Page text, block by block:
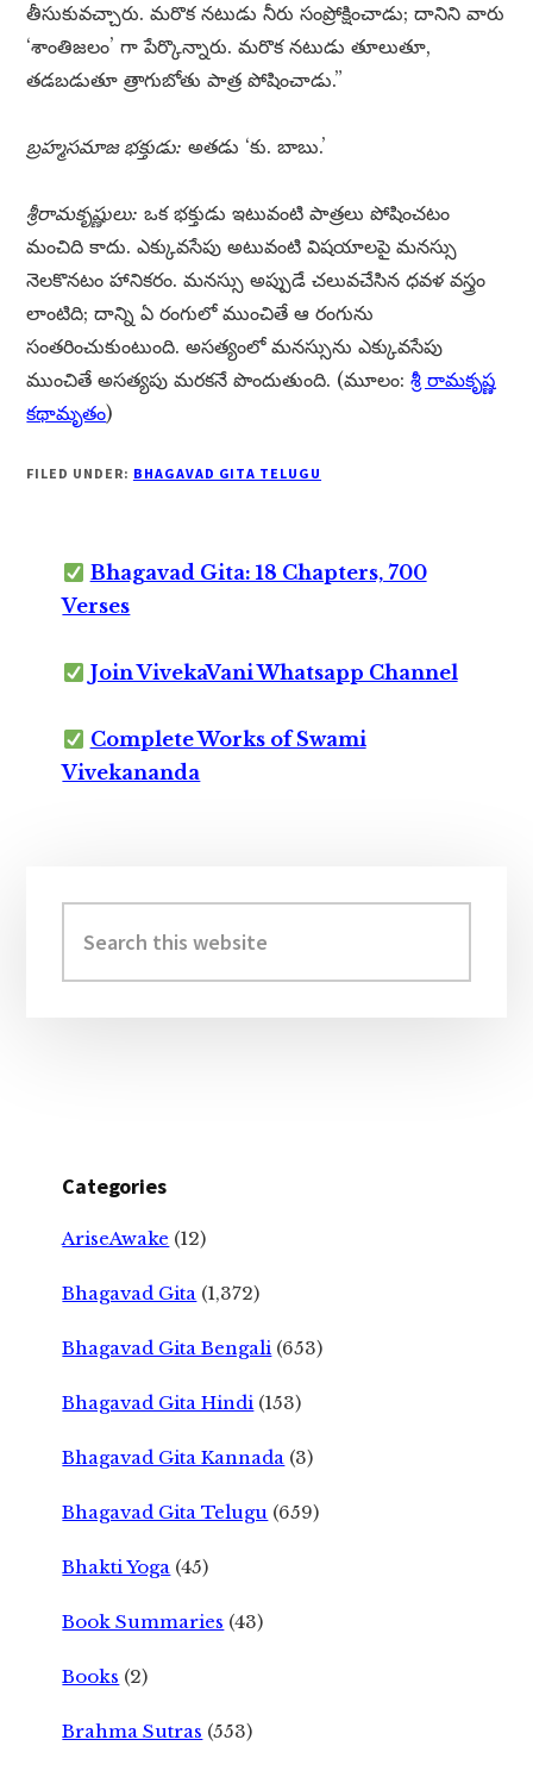
తీసుకువచ్చారు. మరొక నటుడు నీరు సంప్రోక్షించాడు; దానిని వారు
‘శాంతిజలం’ గా పేర్కొన్నారు. మరొక నటుడు తూలుతూ,
తడబడుతూ త్రాగుబోతు పాత్ర పోషించాడు.”
బ్రహ్మసమాజ భక్తుడు: అతడు ‘కు. బాబు.’
శ్రీరామకృష్ణులు: ఒక భక్తుడు ఇటువంటి పాత్రలు పోషించటం
మంచిది కాదు. ఎక్కువసేపు అటువంటి విషయాలపై మనస్సు
నెలకొనటం హానికరం. మనస్సు అప్పుడే చలువచేసిన ధవళ వస్త్రం
లాంటిది; దాన్ని ఏ రంగులో ముంచితే ఆ రంగును
సంతరించుకుంటుంది. అసత్యంలో మనస్సును ఎక్కువసేపు
ముంచితే అసత్యపు మరకనే పొందుతుంది. (మూలం:శ్రీ రామకృష్ణ
కథామృతం)
FILED UNDER: BHAGAVAD GITA TELUGU
Bhagavad Gita: 18 Chapters, 700
Verses
Join VivekaVani Whatsapp Channel
Complete Works of Swami
Vivekananda
Sidebar
this
website
Categories
AriseAwake (12)
Bhagavad Gita (1,372)
Bhagavad Gita Bengali (653)
Bhagavad Gita Hindi (153)
Bhagavad Gita Kannada (3)
Bhagavad Gita Telugu (659)
Bhakti Yoga (45)
Book Summaries (43)
Books (2)
Brahma Sutras (553)